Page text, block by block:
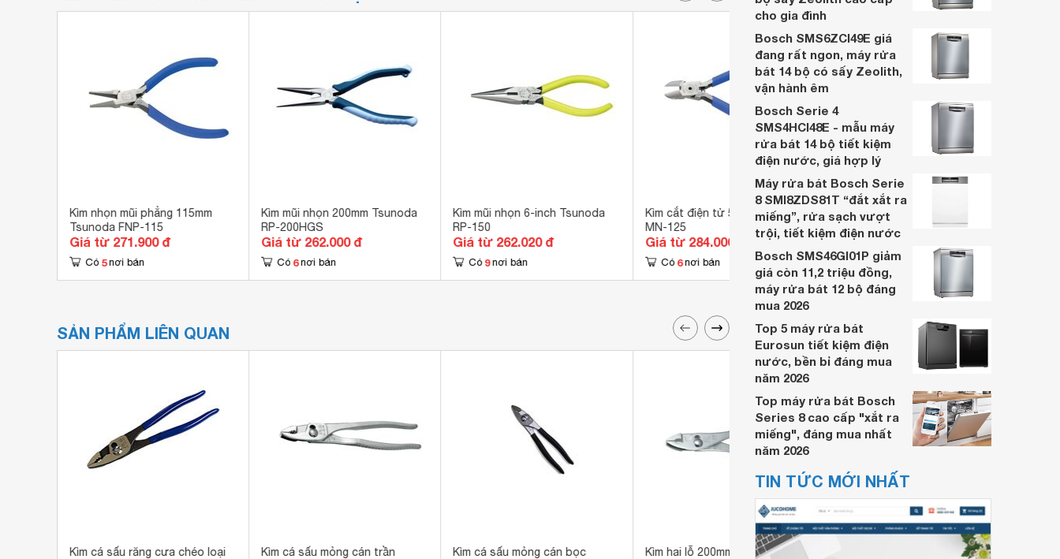
Kìm nhọn mũi phẳng 115mm
Tsunoda FNP-115
Giá từ 271.900 đ
Có 5 nơi bán
Kìm mũi nhọn 200mm Tsunoda
RP-200HGS
Giá từ 262.000 đ
Có 6 nơi bán
Kìm mũi nhọn 6-inch Tsunoda
RP-150
Giá từ 262.020 đ
Có 9 nơi bán
Kìm cắt điện tử 5-inch Tsunoda
MN-125
Giá từ 284.000 đ
Có 6 nơi bán
Kìm cắt điện tử 100mm
Tsunoda MN-100
Giá từ 278.000 đ
Có 5 nơi bán
SẢN PHẨM LIÊN QUAN
Kìm cá sấu răng cưa chéo loại
Kìm cá sấu mỏng cán trần
Kìm cá sấu mỏng cán bọc
Kìm hai lỗ 200mm Tsunoda PL-
Kìm 2 lỗ Tsunoda PL-150SC-S
cho gia đình
Bosch SMS6ZCI49E giá
đang rất ngon, máy rửa
bát 14 bộ có sấy Zeolith,
vận hành êm
Bosch Serie 4
SMS4HCI48E - mẫu máy
rửa bát 14 bộ tiết kiệm
điện nước, giá hợp lý
Máy rửa bát Bosch Serie
8 SMI8ZDS81T “đắt xắt ra
miếng”, rửa sạch vượt
trội, tiết kiệm điện nước
Bosch SMS46GI01P giảm
giá còn 11,2 triệu đồng,
máy rửa bát 12 bộ đáng
mua 2026
Top 5 máy rửa bát
Eurosun tiết kiệm điện
nước, bền bỉ đáng mua
năm 2026
Top máy rửa bát Bosch
Series 8 cao cấp "xắt ra
miếng", đáng mua nhất
năm 2026
TIN TỨC MỚI NHẤT